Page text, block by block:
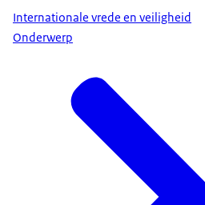
Internationale vrede en veiligheid
Onderwerp